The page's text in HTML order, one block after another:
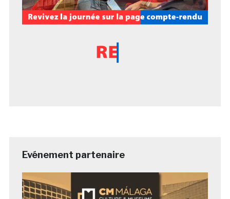
Evénement partenaire